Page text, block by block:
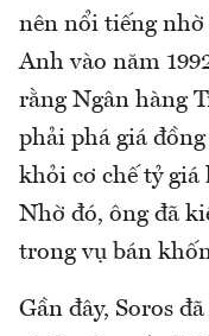
nên nổi tiếng nhờ
Anh vào năm
rằng Ngân hàng
phải phá giá
khỏi cơ chế tỷ
Nhờ đó, ông đã
trong vụ bán
Gần đây, Soros